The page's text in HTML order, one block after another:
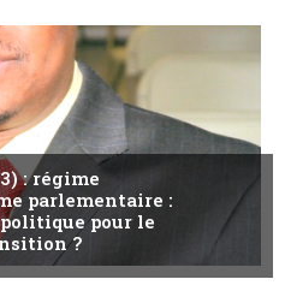
: régime
parlementaire :
pour le
?